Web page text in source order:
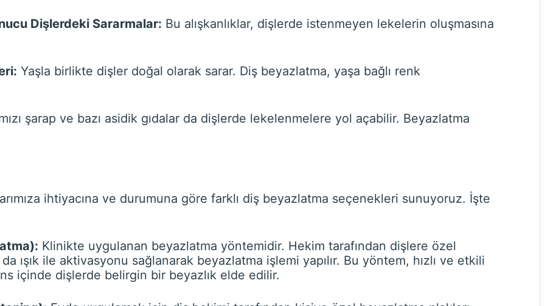
Dişlerdeki Sararmalar: Bu alışkanlıklar, dişlerde istenmeyen lekelerin oluşmasına
Yaşla birlikte dişler doğal olarak sarar. Diş beyazlatma, yaşa bağlı renk
şarap ve bazı asidik gıdalar da dişlerde lekelenmelere yol açabilir. Beyazlatma
ihtiyacına ve durumuna göre farklı diş beyazlatma seçenekleri sunuyoruz. İşte
Klinikte uygulanan beyazlatma yöntemidir. Hekim tarafından dişlere özel
ışık ile aktivasyonu sağlanarak beyazlatma işlemi yapılır. Bu yöntem, hızlı ve etkili
içinde dişlerde belirgin bir beyazlık elde edilir.